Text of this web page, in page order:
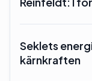
Seklets
kärnkraften